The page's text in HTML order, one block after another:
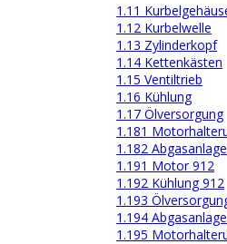
1.11
1.12 Kurbelwelle
1.13 Zylinderkopf
1.14 Kettenkästen
1.15 Ventiltrieb
1.16 Kühlung
1.17 Ölversorgung
1.181
1.182 Abgasanlage
1.191 Motor 912
1.192 Kühlung 912
1.193
1.194
1.195